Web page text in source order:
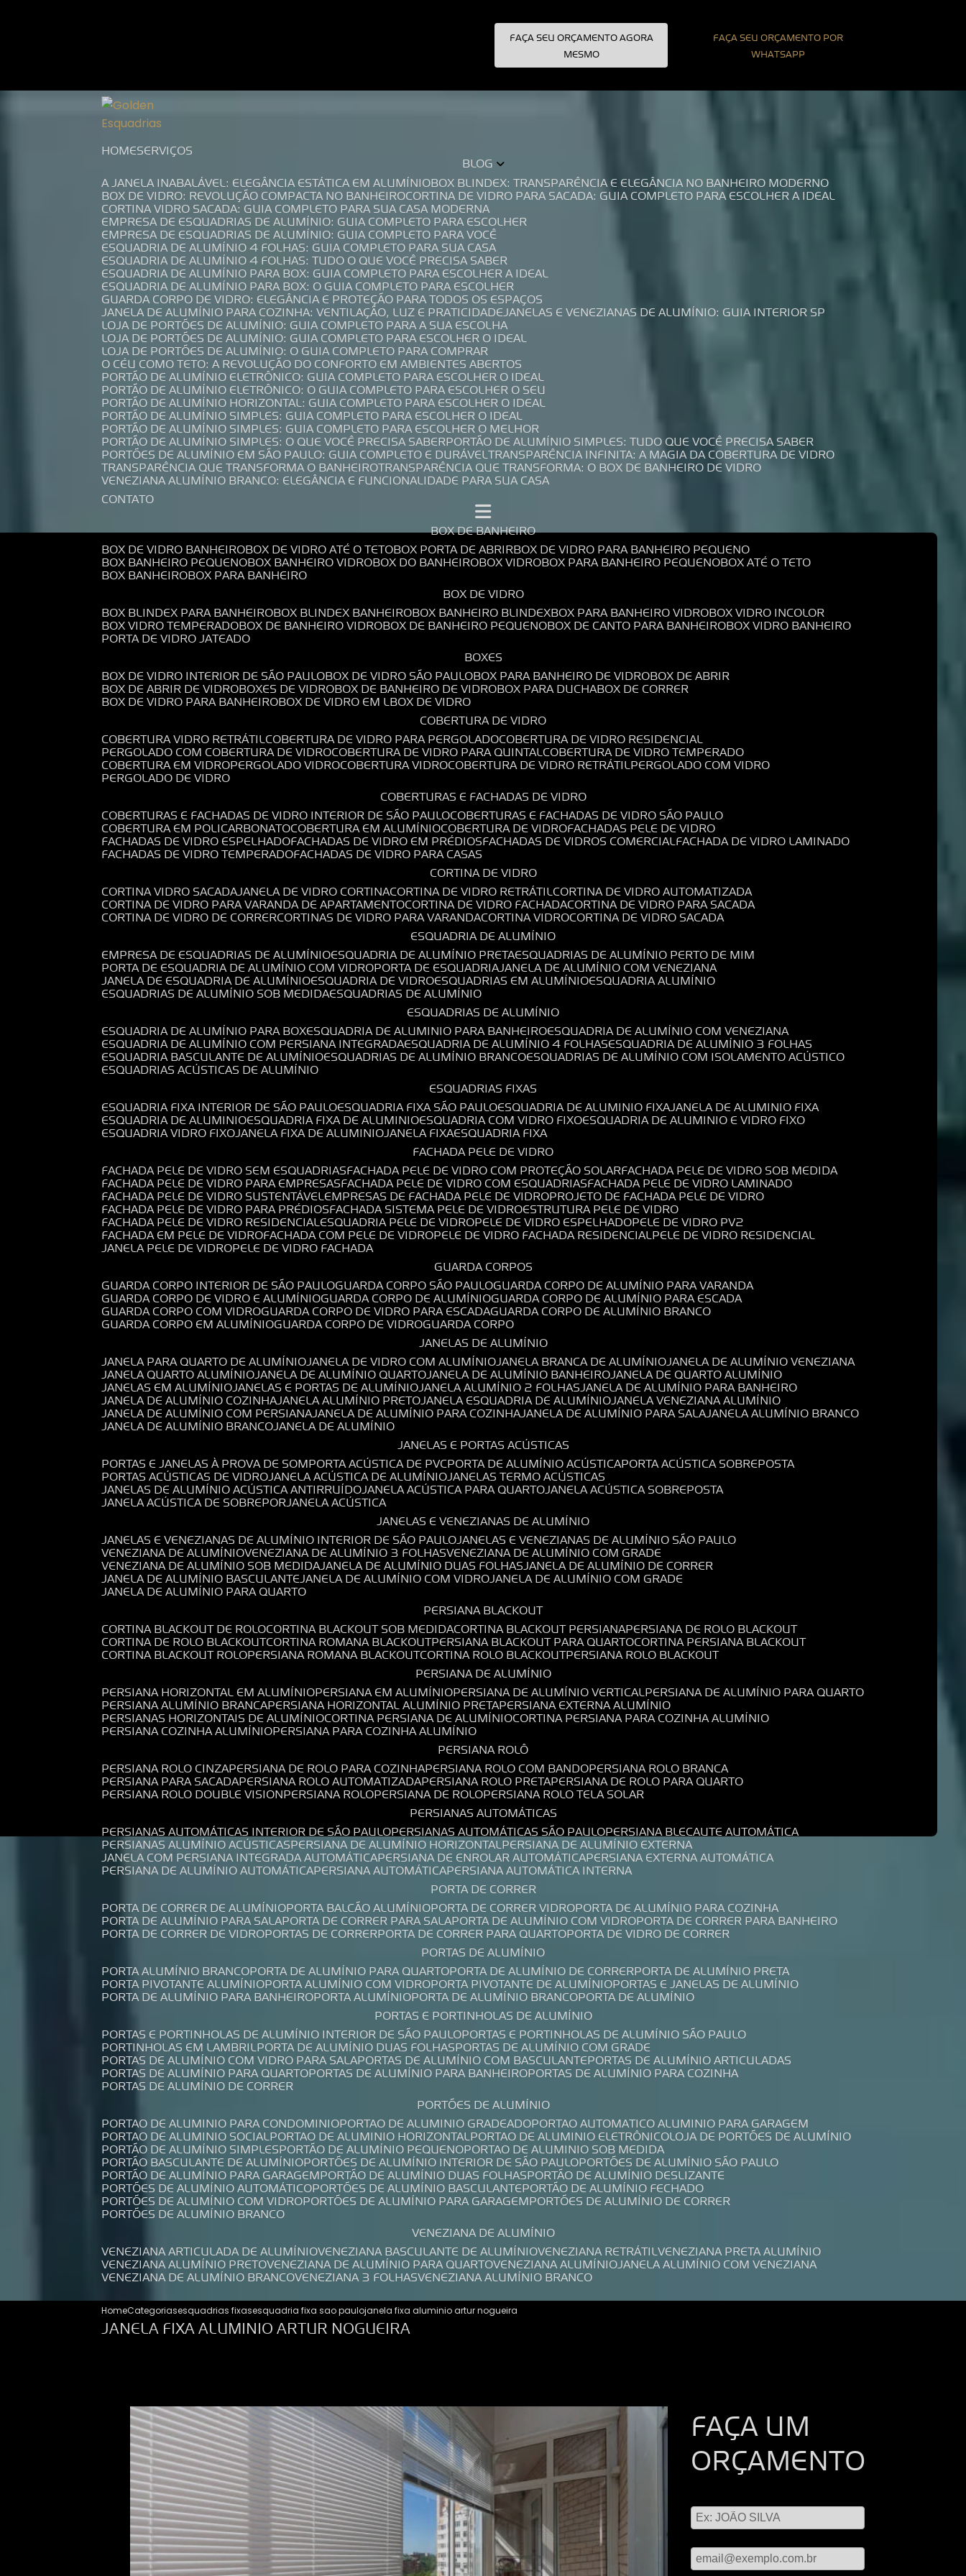
FAÇA SEU ORÇAMENTO AGORA
MESMO
FAÇA SEU ORÇAMENTO POR
WHATSAPP
HOME SERVIÇOS
BLOG
A JANELA INABALÁVEL: ELEGÂNCIA ESTÁTICA EM ALUMÍNIO BOX BLINDEX: TRANSPARÊNCIA E ELEGÂNCIA NO BANHEIRO MODERNO
BOX DE VIDRO: REVOLUÇÃO COMPACTA NO BANHEIRO CORTINA DE VIDRO PARA SACADA: GUIA COMPLETO PARA ESCOLHER A IDEAL
CORTINA VIDRO SACADA: GUIA COMPLETO PARA SUA CASA MODERNA
EMPRESA DE ESQUADRIAS DE ALUMÍNIO: GUIA COMPLETO PARA ESCOLHER
EMPRESA DE ESQUADRIAS DE ALUMÍNIO: GUIA COMPLETO PARA VOCÊ
ESQUADRIA DE ALUMÍNIO 4 FOLHAS: GUIA COMPLETO PARA SUA CASA
ESQUADRIA DE ALUMÍNIO 4 FOLHAS: TUDO O QUE VOCÊ PRECISA SABER
ESQUADRIA DE ALUMÍNIO PARA BOX: GUIA COMPLETO PARA ESCOLHER A IDEAL
ESQUADRIA DE ALUMÍNIO PARA BOX: O GUIA COMPLETO PARA ESCOLHER
GUARDA CORPO DE VIDRO: ELEGÂNCIA E PROTEÇÃO PARA TODOS OS ESPAÇOS
JANELA DE ALUMÍNIO PARA COZINHA: VENTILAÇÃO, LUZ E PRATICIDADE JANELAS E VENEZIANAS DE ALUMÍNIO: GUIA INTERIOR SP
LOJA DE PORTÕES DE ALUMÍNIO: GUIA COMPLETO PARA A SUA ESCOLHA
LOJA DE PORTÕES DE ALUMÍNIO: GUIA COMPLETO PARA ESCOLHER O IDEAL
LOJA DE PORTÕES DE ALUMÍNIO: O GUIA COMPLETO PARA COMPRAR
O CÉU COMO TETO: A REVOLUÇÃO DO CONFORTO EM AMBIENTES ABERTOS
PORTÃO DE ALUMÍNIO ELETRÔNICO: GUIA COMPLETO PARA ESCOLHER O IDEAL
PORTÃO DE ALUMÍNIO ELETRÔNICO: O GUIA COMPLETO PARA ESCOLHER O SEU
PORTÃO DE ALUMÍNIO HORIZONTAL: GUIA COMPLETO PARA ESCOLHER O IDEAL
PORTÃO DE ALUMÍNIO SIMPLES: GUIA COMPLETO PARA ESCOLHER O IDEAL
PORTÃO DE ALUMÍNIO SIMPLES: GUIA COMPLETO PARA ESCOLHER O MELHOR
PORTÃO DE ALUMÍNIO SIMPLES: O QUE VOCÊ PRECISA SABER PORTÃO DE ALUMÍNIO SIMPLES: TUDO QUE VOCÊ PRECISA SABER
PORTÕES DE ALUMÍNIO EM SÃO PAULO: GUIA COMPLETO E DURÁVEL TRANSPARÊNCIA INFINITA: A MAGIA DA COBERTURA DE VIDRO
TRANSPARÊNCIA QUE TRANSFORMA O BANHEIRO TRANSPARÊNCIA QUE TRANSFORMA: O BOX DE BANHEIRO DE VIDRO
VENEZIANA ALUMÍNIO BRANCO: ELEGÂNCIA E FUNCIONALIDADE PARA SUA CASA
CONTATO
BOX DE BANHEIRO
BOX DE VIDRO BANHEIRO BOX DE VIDRO ATÉ O TETO BOX PORTA DE ABRIR BOX DE VIDRO PARA BANHEIRO PEQUENO
BOX BANHEIRO PEQUENO BOX BANHEIRO VIDRO BOX DO BANHEIRO BOX VIDRO BOX PARA BANHEIRO PEQUENO BOX ATÉ O TETO
BOX BANHEIRO BOX PARA BANHEIRO
BOX DE VIDRO
BOX BLINDEX PARA BANHEIRO BOX BLINDEX BANHEIRO BOX BANHEIRO BLINDEX BOX PARA BANHEIRO VIDRO BOX VIDRO INCOLOR
BOX VIDRO TEMPERADO BOX DE BANHEIRO VIDRO BOX DE BANHEIRO PEQUENO BOX DE CANTO PARA BANHEIRO BOX VIDRO BANHEIRO
PORTA DE VIDRO JATEADO
BOXES
BOX DE VIDRO INTERIOR DE SÃO PAULO BOX DE VIDRO SÃO PAULO BOX PARA BANHEIRO DE VIDRO BOX DE ABRIR
BOX DE ABRIR DE VIDRO BOXES DE VIDRO BOX DE BANHEIRO DE VIDRO BOX PARA DUCHA BOX DE CORRER
BOX DE VIDRO PARA BANHEIRO BOX DE VIDRO EM L BOX DE VIDRO
COBERTURA DE VIDRO
COBERTURA VIDRO RETRÁTIL COBERTURA DE VIDRO PARA PERGOLADO COBERTURA DE VIDRO RESIDENCIAL
PERGOLADO COM COBERTURA DE VIDRO COBERTURA DE VIDRO PARA QUINTAL COBERTURA DE VIDRO TEMPERADO
COBERTURA EM VIDRO PERGOLADO VIDRO COBERTURA VIDRO COBERTURA DE VIDRO RETRÁTIL PERGOLADO COM VIDRO
PERGOLADO DE VIDRO
COBERTURAS E FACHADAS DE VIDRO
COBERTURAS E FACHADAS DE VIDRO INTERIOR DE SÃO PAULO COBERTURAS E FACHADAS DE VIDRO SÃO PAULO
COBERTURA EM POLICARBONATO COBERTURA EM ALUMÍNIO COBERTURA DE VIDRO FACHADAS PELE DE VIDRO
FACHADAS DE VIDRO ESPELHADO FACHADAS DE VIDRO EM PRÉDIOS FACHADAS DE VIDROS COMERCIAL FACHADA DE VIDRO LAMINADO
FACHADAS DE VIDRO TEMPERADO FACHADAS DE VIDRO PARA CASAS
CORTINA DE VIDRO
CORTINA VIDRO SACADA JANELA DE VIDRO CORTINA CORTINA DE VIDRO RETRÁTIL CORTINA DE VIDRO AUTOMATIZADA
CORTINA DE VIDRO PARA VARANDA DE APARTAMENTO CORTINA DE VIDRO FACHADA CORTINA DE VIDRO PARA SACADA
CORTINA DE VIDRO DE CORRER CORTINAS DE VIDRO PARA VARANDA CORTINA VIDRO CORTINA DE VIDRO SACADA
ESQUADRIA DE ALUMÍNIO
EMPRESA DE ESQUADRIAS DE ALUMÍNIO ESQUADRIA DE ALUMÍNIO PRETA ESQUADRIAS DE ALUMÍNIO PERTO DE MIM
PORTA DE ESQUADRIA DE ALUMÍNIO COM VIDRO PORTA DE ESQUADRIA JANELA DE ALUMÍNIO COM VENEZIANA
JANELA DE ESQUADRIA DE ALUMÍNIO ESQUADRIA DE VIDRO ESQUADRIAS EM ALUMÍNIO ESQUADRIA ALUMÍNIO
ESQUADRIAS DE ALUMÍNIO SOB MEDIDA ESQUADRIAS DE ALUMÍNIO
ESQUADRIAS DE ALUMÍNIO
ESQUADRIA DE ALUMÍNIO PARA BOX ESQUADRIA DE ALUMINIO PARA BANHEIRO ESQUADRIA DE ALUMÍNIO COM VENEZIANA
ESQUADRIA DE ALUMÍNIO COM PERSIANA INTEGRADA ESQUADRIA DE ALUMÍNIO 4 FOLHAS ESQUADRIA DE ALUMÍNIO 3 FOLHAS
ESQUADRIA BASCULANTE DE ALUMÍNIO ESQUADRIAS DE ALUMÍNIO BRANCO ESQUADRIAS DE ALUMÍNIO COM ISOLAMENTO ACÚSTICO
ESQUADRIAS ACÚSTICAS DE ALUMÍNIO
ESQUADRIAS FIXAS
ESQUADRIA FIXA INTERIOR DE SÃO PAULO ESQUADRIA FIXA SÃO PAULO ESQUADRIA DE ALUMINIO FIXA JANELA DE ALUMINIO FIXA
ESQUADRIA DE ALUMINIO ESQUADRIA FIXA DE ALUMINIO ESQUADRIA COM VIDRO FIXO ESQUADRIA DE ALUMINIO E VIDRO FIXO
ESQUADRIA VIDRO FIXO JANELA FIXA DE ALUMINIO JANELA FIXA ESQUADRIA FIXA
FACHADA PELE DE VIDRO
FACHADA PELE DE VIDRO SEM ESQUADRIAS FACHADA PELE DE VIDRO COM PROTEÇÃO SOLAR FACHADA PELE DE VIDRO SOB MEDIDA
FACHADA PELE DE VIDRO PARA EMPRESAS FACHADA PELE DE VIDRO COM ESQUADRIAS FACHADA PELE DE VIDRO LAMINADO
FACHADA PELE DE VIDRO SUSTENTÁVEL EMPRESAS DE FACHADA PELE DE VIDRO PROJETO DE FACHADA PELE DE VIDRO
FACHADA PELE DE VIDRO PARA PRÉDIOS FACHADA SISTEMA PELE DE VIDRO ESTRUTURA PELE DE VIDRO
FACHADA PELE DE VIDRO RESIDENCIAL ESQUADRIA PELE DE VIDRO PELE DE VIDRO ESPELHADO PELE DE VIDRO PV2
FACHADA EM PELE DE VIDRO FACHADA COM PELE DE VIDRO PELE DE VIDRO FACHADA RESIDENCIAL PELE DE VIDRO RESIDENCIAL
JANELA PELE DE VIDRO PELE DE VIDRO FACHADA
GUARDA CORPOS
GUARDA CORPO INTERIOR DE SÃO PAULO GUARDA CORPO SÃO PAULO GUARDA CORPO DE ALUMÍNIO PARA VARANDA
GUARDA CORPO DE VIDRO E ALUMÍNIO GUARDA CORPO DE ALUMÍNIO GUARDA CORPO DE ALUMÍNIO PARA ESCADA
GUARDA CORPO COM VIDRO GUARDA CORPO DE VIDRO PARA ESCADA GUARDA CORPO DE ALUMÍNIO BRANCO
GUARDA CORPO EM ALUMÍNIO GUARDA CORPO DE VIDRO GUARDA CORPO
JANELAS DE ALUMÍNIO
JANELA PARA QUARTO DE ALUMÍNIO JANELA DE VIDRO COM ALUMÍNIO JANELA BRANCA DE ALUMÍNIO JANELA DE ALUMÍNIO VENEZIANA
JANELA QUARTO ALUMÍNIO JANELA DE ALUMÍNIO QUARTO JANELA DE ALUMÍNIO BANHEIRO JANELA DE QUARTO ALUMÍNIO
JANELAS EM ALUMÍNIO JANELAS E PORTAS DE ALUMÍNIO JANELA ALUMÍNIO 2 FOLHAS JANELA DE ALUMÍNIO PARA BANHEIRO
JANELA DE ALUMÍNIO COZINHA JANELA ALUMÍNIO PRETO JANELA ESQUADRIA DE ALUMÍNIO JANELA VENEZIANA ALUMÍNIO
JANELA DE ALUMÍNIO COM PERSIANA JANELA DE ALUMÍNIO PARA COZINHA JANELA DE ALUMÍNIO PARA SALA JANELA ALUMÍNIO BRANCO
JANELA DE ALUMÍNIO BRANCO JANELA DE ALUMÍNIO
JANELAS E PORTAS ACÚSTICAS
PORTAS E JANELAS À PROVA DE SOM PORTA ACÚSTICA DE PVC PORTA DE ALUMÍNIO ACÚSTICA PORTA ACÚSTICA SOBREPOSTA
PORTAS ACÚSTICAS DE VIDRO JANELA ACÚSTICA DE ALUMÍNIO JANELAS TERMO ACÚSTICAS
JANELAS DE ALUMÍNIO ACÚSTICA ANTIRRUÍDO JANELA ACÚSTICA PARA QUARTO JANELA ACÚSTICA SOBREPOSTA
JANELA ACÚSTICA DE SOBREPOR JANELA ACÚSTICA
JANELAS E VENEZIANAS DE ALUMÍNIO
JANELAS E VENEZIANAS DE ALUMÍNIO INTERIOR DE SÃO PAULO JANELAS E VENEZIANAS DE ALUMÍNIO SÃO PAULO
VENEZIANA DE ALUMÍNIO VENEZIANA DE ALUMÍNIO 3 FOLHAS VENEZIANA DE ALUMÍNIO COM GRADE
VENEZIANA DE ALUMÍNIO SOB MEDIDA JANELA DE ALUMÍNIO DUAS FOLHAS JANELA DE ALUMÍNIO DE CORRER
JANELA DE ALUMÍNIO BASCULANTE JANELA DE ALUMÍNIO COM VIDRO JANELA DE ALUMÍNIO COM GRADE
JANELA DE ALUMÍNIO PARA QUARTO
PERSIANA BLACKOUT
CORTINA BLACKOUT DE ROLO CORTINA BLACKOUT SOB MEDIDA CORTINA BLACKOUT PERSIANA PERSIANA DE ROLO BLACKOUT
CORTINA DE ROLO BLACKOUT CORTINA ROMANA BLACKOUT PERSIANA BLACKOUT PARA QUARTO CORTINA PERSIANA BLACKOUT
CORTINA BLACKOUT ROLO PERSIANA ROMANA BLACKOUT CORTINA ROLO BLACKOUT PERSIANA ROLO BLACKOUT
PERSIANA DE ALUMÍNIO
PERSIANA HORIZONTAL EM ALUMÍNIO PERSIANA EM ALUMÍNIO PERSIANA DE ALUMÍNIO VERTICAL PERSIANA DE ALUMÍNIO PARA QUARTO
PERSIANA ALUMÍNIO BRANCA PERSIANA HORIZONTAL ALUMÍNIO PRETA PERSIANA EXTERNA ALUMÍNIO
PERSIANAS HORIZONTAIS DE ALUMÍNIO CORTINA PERSIANA DE ALUMÍNIO CORTINA PERSIANA PARA COZINHA ALUMÍNIO
PERSIANA COZINHA ALUMÍNIO PERSIANA PARA COZINHA ALUMÍNIO
PERSIANA ROLÔ
PERSIANA ROLO CINZA PERSIANA DE ROLO PARA COZINHA PERSIANA ROLO COM BANDO PERSIANA ROLO BRANCA
PERSIANA PARA SACADA PERSIANA ROLO AUTOMATIZADA PERSIANA ROLO PRETA PERSIANA DE ROLO PARA QUARTO
PERSIANA ROLO DOUBLE VISION PERSIANA ROLO PERSIANA DE ROLO PERSIANA ROLO TELA SOLAR
PERSIANAS AUTOMÁTICAS
PERSIANAS AUTOMÁTICAS INTERIOR DE SÃO PAULO PERSIANAS AUTOMÁTICAS SÃO PAULO PERSIANA BLECAUTE AUTOMÁTICA
PERSIANAS ALUMÍNIO ACÚSTICAS PERSIANA DE ALUMÍNIO HORIZONTAL PERSIANA DE ALUMÍNIO EXTERNA
JANELA COM PERSIANA INTEGRADA AUTOMÁTICA PERSIANA DE ENROLAR AUTOMÁTICA PERSIANA EXTERNA AUTOMÁTICA
PERSIANA DE ALUMÍNIO AUTOMÁTICA PERSIANA AUTOMÁTICA PERSIANA AUTOMÁTICA INTERNA
PORTA DE CORRER
PORTA DE CORRER DE ALUMÍNIO PORTA BALCÃO ALUMÍNIO PORTA DE CORRER VIDRO PORTA DE ALUMÍNIO PARA COZINHA
PORTA DE ALUMÍNIO PARA SALA PORTA DE CORRER PARA SALA PORTA DE ALUMÍNIO COM VIDRO PORTA DE CORRER PARA BANHEIRO
PORTA DE CORRER DE VIDRO PORTAS DE CORRER PORTA DE CORRER PARA QUARTO PORTA DE VIDRO DE CORRER
PORTAS DE ALUMÍNIO
PORTA ALUMÍNIO BRANCO PORTA DE ALUMÍNIO PARA QUARTO PORTA DE ALUMÍNIO DE CORRER PORTA DE ALUMÍNIO PRETA
PORTA PIVOTANTE ALUMÍNIO PORTA ALUMÍNIO COM VIDRO PORTA PIVOTANTE DE ALUMÍNIO PORTAS E JANELAS DE ALUMÍNIO
PORTA DE ALUMÍNIO PARA BANHEIRO PORTA ALUMÍNIO PORTA DE ALUMÍNIO BRANCO PORTA DE ALUMÍNIO
PORTAS E PORTINHOLAS DE ALUMÍNIO
PORTAS E PORTINHOLAS DE ALUMÍNIO INTERIOR DE SÃO PAULO PORTAS E PORTINHOLAS DE ALUMÍNIO SÃO PAULO
PORTINHOLAS EM LAMBRIL PORTA DE ALUMÍNIO DUAS FOLHAS PORTAS DE ALUMÍNIO COM GRADE
PORTAS DE ALUMÍNIO COM VIDRO PARA SALA PORTAS DE ALUMÍNIO COM BASCULANTE PORTAS DE ALUMÍNIO ARTICULADAS
PORTAS DE ALUMÍNIO PARA QUARTO PORTAS DE ALUMÍNIO PARA BANHEIRO PORTAS DE ALUMÍNIO PARA COZINHA
PORTAS DE ALUMÍNIO DE CORRER
PORTÕES DE ALUMÍNIO
PORTAO DE ALUMINIO PARA CONDOMINIO PORTAO DE ALUMINIO GRADEADO PORTAO AUTOMATICO ALUMINIO PARA GARAGEM
PORTAO DE ALUMINIO SOCIAL PORTAO DE ALUMINIO HORIZONTAL PORTAO DE ALUMINIO ELETRÔNICO LOJA DE PORTÕES DE ALUMÍNIO
PORTÃO DE ALUMÍNIO SIMPLES PORTÃO DE ALUMÍNIO PEQUENO PORTAO DE ALUMINIO SOB MEDIDA
PORTÃO BASCULANTE DE ALUMÍNIO PORTÕES DE ALUMÍNIO INTERIOR DE SÃO PAULO PORTÕES DE ALUMÍNIO SÃO PAULO
PORTÃO DE ALUMÍNIO PARA GARAGEM PORTÃO DE ALUMÍNIO DUAS FOLHAS PORTÃO DE ALUMÍNIO DESLIZANTE
PORTÕES DE ALUMÍNIO AUTOMÁTICO PORTÕES DE ALUMÍNIO BASCULANTE PORTÃO DE ALUMÍNIO FECHADO
PORTÕES DE ALUMÍNIO COM VIDRO PORTÕES DE ALUMÍNIO PARA GARAGEM PORTÕES DE ALUMÍNIO DE CORRER
PORTÕES DE ALUMÍNIO BRANCO
VENEZIANA DE ALUMÍNIO
VENEZIANA ARTICULADA DE ALUMÍNIO VENEZIANA BASCULANTE DE ALUMÍNIO VENEZIANA RETRÁTIL VENEZIANA PRETA ALUMÍNIO
VENEZIANA ALUMÍNIO PRETO VENEZIANA DE ALUMÍNIO PARA QUARTO VENEZIANA ALUMÍNIO JANELA ALUMÍNIO COM VENEZIANA
VENEZIANA DE ALUMÍNIO BRANCO VENEZIANA 3 FOLHAS VENEZIANA ALUMÍNIO BRANCO
HomeCategoriasesquadrias fixasesquadria fixa sao paulojanela fixa aluminio artur nogueira
JANELA FIXA ALUMINIO ARTUR NOGUEIRA
FAÇA UM
ORÇAMENTO